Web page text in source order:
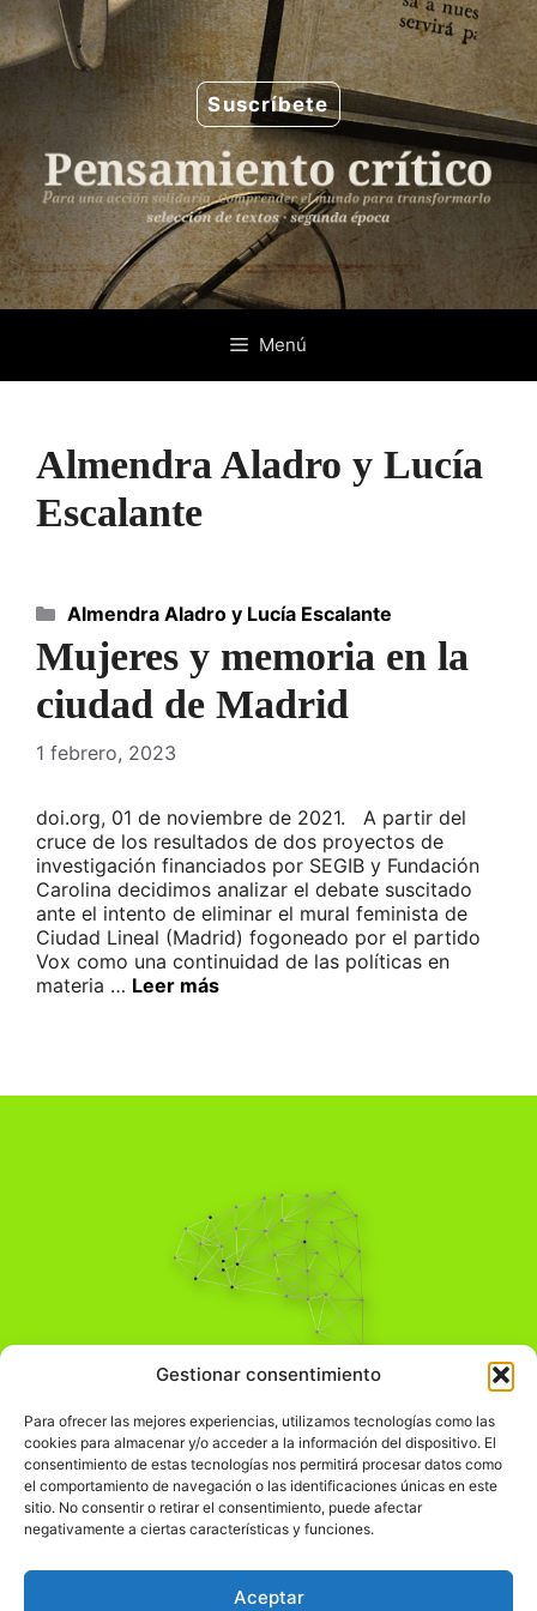
Gestionar consentimiento
Para ofrecer las mejores experiencias, utilizamos tecnologías como las
cookies para almacenar y/o acceder a la información del dispositivo. El
consentimiento de estas tecnologías nos permitirá procesar datos como
el comportamiento de navegación o las identificaciones únicas en este
sitio. No consentir o retirar el consentimiento, puede afectar
negativamente a ciertas características y funciones.
Aceptar
Saltar
al
contenido
Suscríbete
Menú
Almendra Aladro y Lucía
Escalante
Mujeres y memoria en la
ciudad de Madrid
1 febrero, 2023
doi.org, 01 de noviembre de 2021. A partir del
cruce de los resultados de dos proyectos de
investigación financiados por SEGIB y Fundación
Carolina decidimos analizar el debate suscitado
ante el intento de eliminar el mural feminista de
Ciudad Lineal (Madrid) fogoneado por el partido
Vox como una continuidad de las políticas en
materia … Leer más
Categorías
Almendra Aladro y Lucía Escalante
Pensamiento Crítico
Comprender el mundo para transformarlo.
Información Legal
჻Política de privacidad
Política de cookies